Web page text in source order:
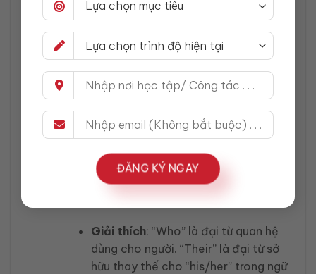
ĐĂNG KÝ NGAY
B
: He has much information about the
project.
không đếm được, vì vậy ta sử dụng
“much” thay vì “many”.
Dịch : Anh ấy có nhiều thông tin về
: A teacher who loves their job can be a
Giải thích: “Who” là đại từ quan hệ
dùng cho người. “Their” là đại từ sở
hữu thay thế cho “his/her” trong ngữ